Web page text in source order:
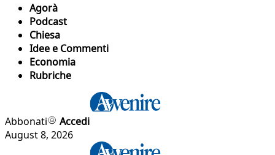
Agorà
Podcast
Chiesa
Idee e Commenti
Economia
Rubriche
Abbonati
Accedi
August 8, 2026